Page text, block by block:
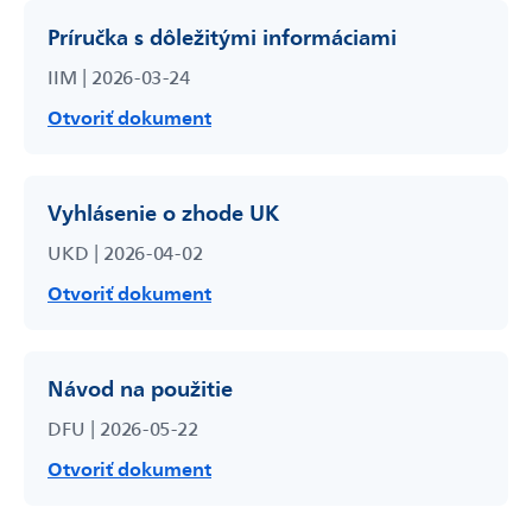
Príručka s dôležitými informáciami
IIM | 2026-03-24
Otvoriť dokument
Vyhlásenie o zhode UK
UKD | 2026-04-02
Otvoriť dokument
Návod na použitie
DFU | 2026-05-22
Otvoriť dokument
Powered by chaterimo